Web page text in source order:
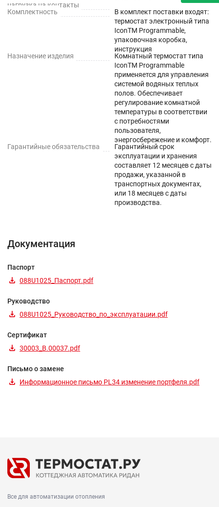
нагрузка на контакты
Комплектность
В комплект поставки входят:
термостат электронный типа
IconTM Programmable,
упаковочная коробка,
инструкция
Назначение изделия
Комнатный термостат типа
IconTM Programmable
применяется для управления
системой водяных теплых
полов. Обеспечивает
регулирование комнатной
температуры в соответствии
с потребностями
пользователя,
энергосбережение и комфорт.
Гарантийные обязательства
Гарантийный срок
эксплуатации и хранения
составляет 12 месяцев с даты
продажи, указанной в
транспортных документах,
или 18 месяцев с даты
производства.
Документация
Паспорт
088U1025_Паспорт.pdf
Руководство
088U1025_Руководство_по_эксплуатации.pdf
Сертификат
30003_B.00037.pdf
Письмо о замене
Информационное письмо PL34 изменение портфеля.pdf
Все для автоматизации отопления